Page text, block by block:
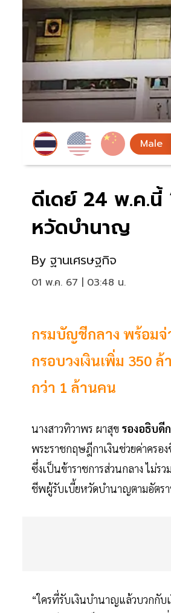
ดีเดย์ 24 พ.ค.นี้
หวัดบำนาญ
By ฐานเศรษฐกิจ
01 พ.ค. 67 | 03:48 น.
กรมบัญชีกลาง พร้อมจ่
กรอบวงเงินเพิ่ม 350
กว่า 1 ล้านคน
นางสาวทิวาพร ผาสุข รองอธิบดี
พระราชกฤษฎีกาเงินช่วยค่าคร
ซึ่งเป็นข้าราชการส่วนกลาง ไม่ร
ชีพผู้รับเบี้ยหวัดบำนาญตามอัตร
“ใครที่รับเงินบำนาญแล้วบวกกับ